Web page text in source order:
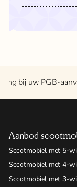
bij uw PGB-
Aanbod
Scootmobiel met 5-
Scootmobiel met 4-
Scootmobiel met 3-